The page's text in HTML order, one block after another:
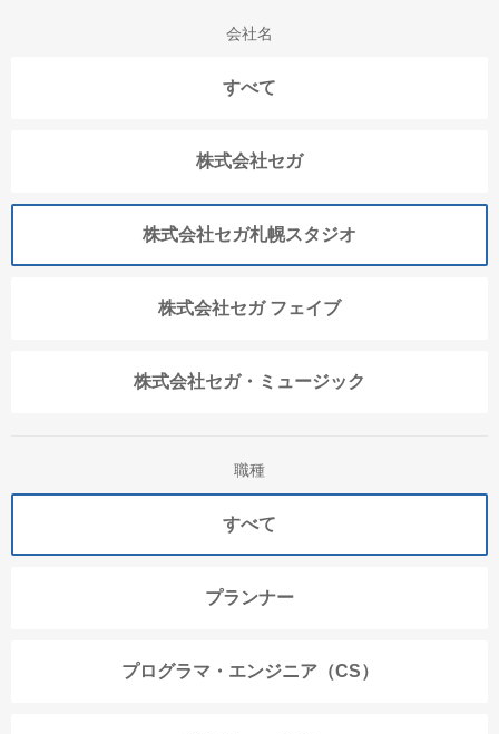
会社名
すべて
株式会社セガ
株式会社セガ札幌スタジオ
株式会社セガ フェイブ
株式会社セガ・ミュージック
職種
すべて
プランナー
プログラマ・エンジニア（CS）